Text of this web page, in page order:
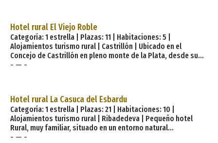
habitaciones, todas con baño propio y una con terraza.
Calefacción y agua caliente. Salón comunal con televisión.
Apar
Hotel rural El Viejo Roble
Categoría: 1 estrella | Plazas: 11 | Habitaciones: 5 |
Alojamientos turismo rural | Castrillón | Ubicado en el
Concejo de Castrillón en pleno monte de la Plata, desde su
atalaya se divisan las aguas del Mar Cantábrico y la famosa
Principado. Playas, glamour, surf y una mina de carbón que
«va bajo el mar». Vocación oceánica y navegante,
- — -
Hotel rural La Casuca del Esbardu
Categoría: 1 estrella | Plazas: 21 | Habitaciones: 10 |
Alojamientos turismo rural | Ribadedeva | Pequeño hotel
Rural, muy familiar, situado en un entorno natural
inmejorable, en la frontera entre Asturias y Cantabria.
- — -